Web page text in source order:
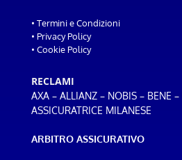
• Termini e Condizioni
• Privacy Policy
• Cookie Policy
RECLAMI
AXA– ALLIANZ– NOBIS– BENE –
ASSICURATRICE MILANESE
ARBITRO ASSICURATIVO